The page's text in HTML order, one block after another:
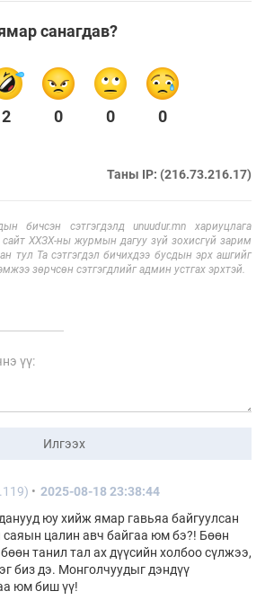
санагдав?
2 0 0 0
Таны IP: (216.73.216.17)
бичсэн сэтгэгдэлд unuudur.mn хариуцлага
ХХЗХ-ны журмын дагуу зүй зохисгүй зарим
тул Та сэтгэгдэл бичихдээ бусдын эрх ашгийг
зөрчсөн сэтгэгдлийг админ устгах эрхтэй.
Илгээх
2025-08-18 23:38:44
юу хийж ямар гавьяа байгуулсан
саяын цалин авч байгаа юм бэ?! Бөөн
танил тал ах дүүсийн холбоо сүлжээ,
биз дэ. Монголчуудыг дэндүү
юм биш үү!